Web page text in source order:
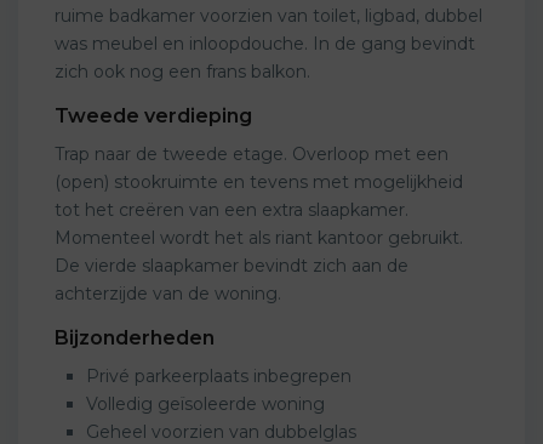
ruime badkamer voorzien van toilet, ligbad, dubbel
was meubel en inloopdouche. In de gang bevindt
zich ook nog een frans balkon.
Tweede verdieping
Trap naar de tweede etage. Overloop met een
(open) stookruimte en tevens met mogelijkheid
tot het creëren van een extra slaapkamer.
Momenteel wordt het als riant kantoor gebruikt.
De vierde slaapkamer bevindt zich aan de
achterzijde van de woning.
Bijzonderheden
Privé parkeerplaats inbegrepen
Volledig geïsoleerde woning
Geheel voorzien van dubbelglas